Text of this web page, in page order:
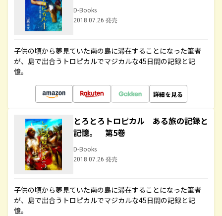
D-Books
2018.07.26 発売
子供の頃から夢見ていた南の島に滞在することになった筆者
が、島で出合うトロピカルでマジカルな45日間の記録と記
憶。
詳細を見る
とろとろトロピカル ある旅の記録と
記憶。 第5巻
D-Books
2018.07.26 発売
子供の頃から夢見ていた南の島に滞在することになった筆者
が、島で出合うトロピカルでマジカルな45日間の記録と記
憶。